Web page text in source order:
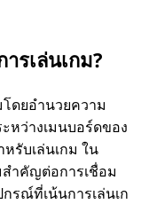
รเล่นเกม?
ดยอํานวยความ
หว่างเมนบอร์ดของ
รับเล่นเกม ใน
สําคัญต่อการเชื่อม
รณ์ที่เน้นการเล่นเก